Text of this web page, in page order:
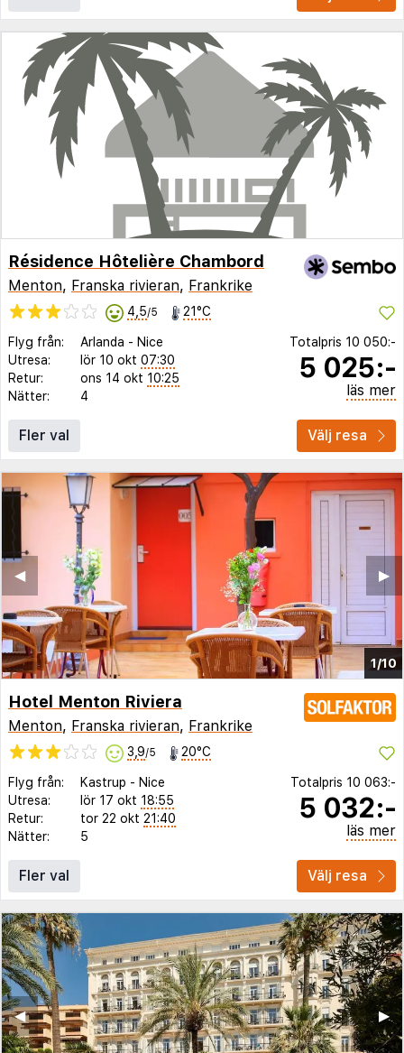
Résidence Hôtelière Chambord
Menton, Franska rivieran, Frankrike
4,5/5 21°C
Flyg från: Arlanda - Nice
Utresa:
lör 10 okt 07:30
Retur:
ons 14 okt 10:25
Nätter:
4
Totalpris 10 050:-
5 025:-
läs mer
Fler val Välj resa
1/10
▶︎
◀︎
Hotel Menton Riviera
Menton, Franska rivieran, Frankrike
3,9/5 20°C
Flyg från: Kastrup - Nice
Utresa:
lör 17 okt 18:55
Retur:
tor 22 okt 21:40
Nätter:
5
Totalpris 10 063:-
5 032:-
läs mer
Fler val Välj resa
▶︎
◀︎